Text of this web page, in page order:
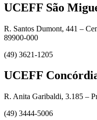
UCEFF São
R. Santos Dumont, 441 –
89900-000
(49) 3621-1205
UCEFF
R. Anita Garibaldi, 3.185 –
(49) 3444-5006